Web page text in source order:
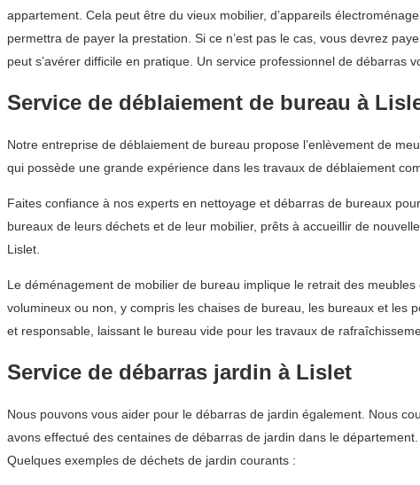
appartement. Cela peut être du vieux mobilier, d’appareils
permettra de payer la prestation. Si ce n’est pas le cas, vous devrez
peut s’avérer difficile en pratique. Un service professionnel de
Service de déblaiement de bureau à
Notre entreprise de déblaiement de bureau propose l’enlèvement de
qui possède une grande expérience dans les travaux de déblaiement
Faites confiance à nos experts en nettoyage et débarras de bureaux
bureaux de leurs déchets et de leur mobilier, prêts à accueillir de
Lislet.
Le déménagement de mobilier de bureau implique le retrait des
volumineux ou non, y compris les chaises de bureau, les bureaux et les
et responsable, laissant le bureau vide pour les travaux de
Service de débarras jardin à Lislet
Nous pouvons vous aider pour le débarras de jardin également. Nous
avons effectué des centaines de débarras de jardin dans le
Quelques exemples de déchets de jardin courants :